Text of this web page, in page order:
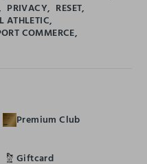
PRIVACY RESET
ATHLETIC
COMMERCE
Premium Club
Giftcard